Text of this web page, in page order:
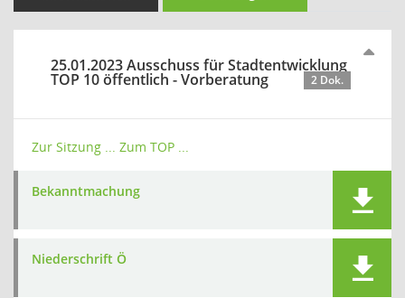
25.01.2023 Ausschuss für Stadtentwicklung
TOP 10 öffentlich - Vorberatung 2 Dok.
Zur Sitzung ... Zum TOP ...
Bekanntmachung
Niederschrift Ö